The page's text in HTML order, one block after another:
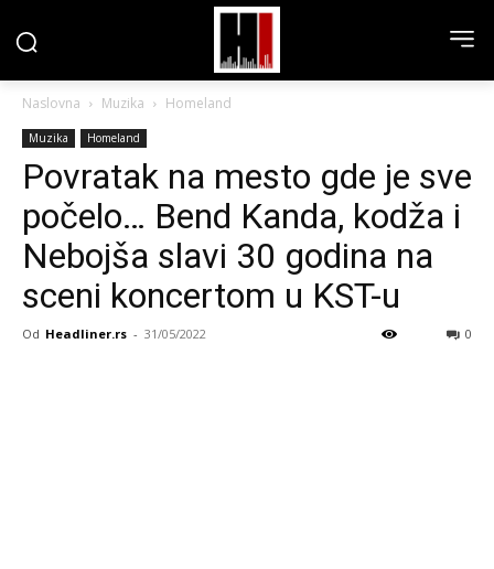
Naslovna Muzika Homeland
Muzika Homeland
Povratak na mesto gde je sve
počelo… Bend Kanda, kodža i
Nebojša slavi 30 godina na
sceni koncertom u KST-u
Od Headliner.rs - 31/05/2022 0